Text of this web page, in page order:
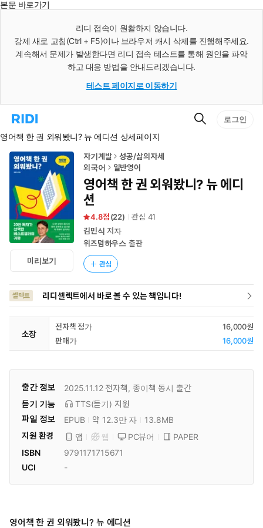
본문 바로가기
리디 접속이 원활하지 않습니다.
강제 새로 고침(Ctrl + F5)이나 브라우저 캐시 삭제를 진행해주세요.
계속해서 문제가 발생한다면 리디 접속 테스트를 통해 원인을 파악
하고 대응 방법을 안내드리겠습니다.
테스트 페이지로 이동하기
리
홈
로
이
동
검
로그인
영어책 한 권 외워봤니? 뉴 에디션 상세페이지
미리보기
자기계발
성공/삶의자세
외국어
일반영어
영어책 한 권 외워봤니? 뉴 에디
션
4.8 (22) 관심 41
김민식 저자
위즈덤하우스 출판
관심
셀렉트 리디셀렉트에서 바로 볼 수 있는 책입니다!
소장
전자책 정가
16,000원
판매가
16,000원
출간 정보 2025.11.12 전자책, 종이책 동시 출간
듣기 기능
TTS(듣기) 지원
파일 정보
EPUB 약 12.3만 자
13.8MB
지원 환경
앱 웹 PC뷰어
PAPER
ISBN
9791171715671
UCI
-
영어책 한 권 외워봤니? 뉴 에디션